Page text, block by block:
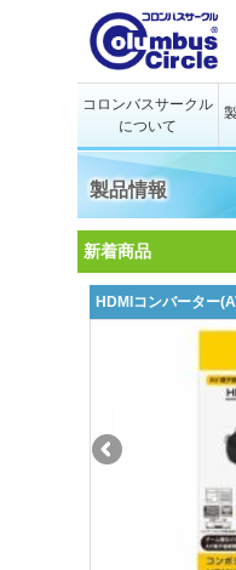
コロンバスサークル
について
製品情報
新着商品
HDMIコンバーター